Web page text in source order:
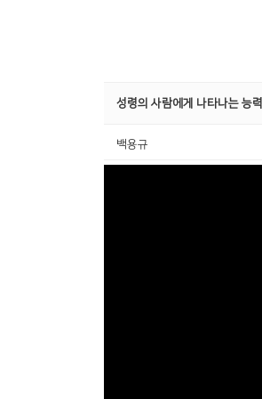
성령의 사람에게 나타나는 능력
백용규